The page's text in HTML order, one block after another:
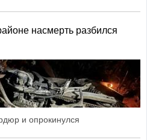
насмерть разбился
и опрокинулся